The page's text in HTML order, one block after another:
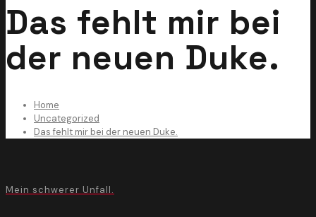
Das fehlt mir bei
der neuen Duke.
Home
Uncategorized
Das fehlt mir bei der neuen Duke.
Mein schwerer Unfall.